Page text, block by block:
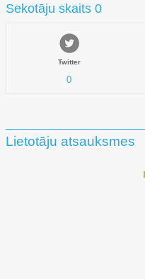
Sekotāju skaits 0
Twitter
0
Lietotāju atsauksmes